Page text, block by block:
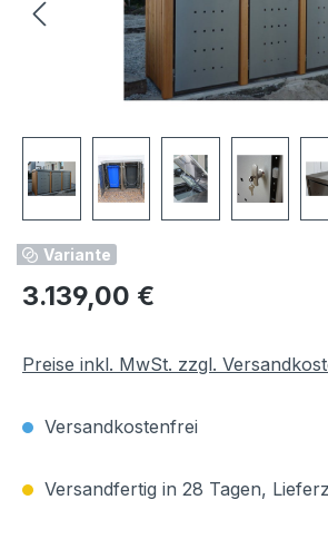
Variante
Regulärer Preis:
3.139,00 €
Preise inkl. MwSt. zzgl.
Versandkostenfrei
Versandfertig in 28 Tagen,